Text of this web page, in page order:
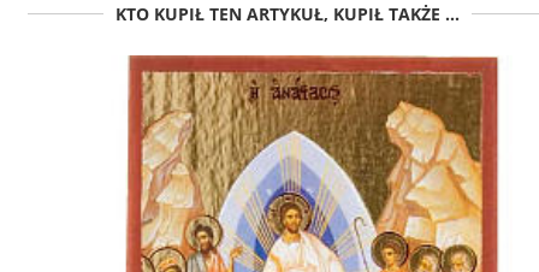
KTO KUPIŁ TEN ARTYKUŁ, KUPIŁ TAKŻE ...